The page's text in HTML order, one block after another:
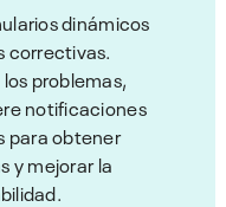
dinámicos
correctivas.
problemas,
notificaciones
para obtener
y mejorar la